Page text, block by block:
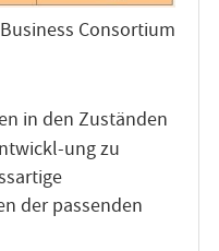
Consortium
in den Zuständen
ung zu
der passenden